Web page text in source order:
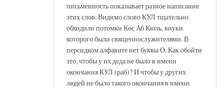
письменность показывает разное написание
этих слов. Видимо слово КУЛ тщательно
обходили потомки Көс Аб Кюль, внуки
которого были священнослужителями. В
персидком алфавите нет буквы Ө. Как обойти
это, чтобы у их деда не было в имени
окончания КУЛ (раб)? И чтобы у других
людей не было такого окончания в имени.